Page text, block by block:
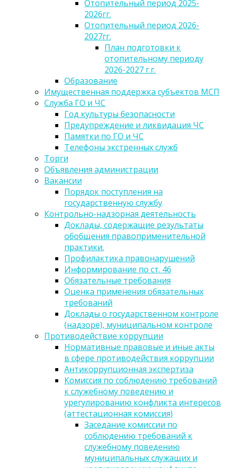
Отопительный период 2025-
2026гг.
Отопительный период 2026-
2027гг.
План подготовки к
отопительному периоду
2026-2027 г.г.
Образование
Имущественная поддержка субъектов МСП
Служба ГО и ЧС
Год культуры безопасности
Предупреждение и ликвидация ЧС
Памятки по ГО и ЧС
Телефоны экстренных служб
Торги
Объявления администрации
Вакансии
Порядок поступления на
государственную службу
Контрольно-надзорная деятельность
Доклады, содержащие результаты
обобщения правоприменительной
практики.
Профилактика правонарушений
Информирование по ст. 46
Обязательные требования
Оценка применения обязательных
требований
Доклады о государственном контроле
(надзоре), муниципальном контроле
Противодействие коррупции
Нормативные правовые и иные акты
в сфере противодействия коррупции
Антикоррупционная экспертиза
Комиссия по соблюдению требований
к служебному поведению и
урегулированию конфликта интересов
(аттестационная комиссия)
Заседание комиссии по
соблюдению требований к
служебному поведению
муниципальных служащих и